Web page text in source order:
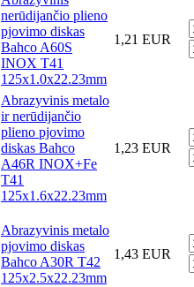
nerūdijančio plieno
pjovimo diskas
Bahco A60S
INOX T41
125x1.0x22.23mm
1,21 EUR
Abrazyvinis metalo
ir nerūdijančio
plieno pjovimo
diskas Bahco
A46R INOX+Fe
T41
125x1.6x22.23mm
1,23 EUR
Abrazyvinis metalo
pjovimo diskas
Bahco A30R T42
125x2.5x22.23mm
1,43 EUR